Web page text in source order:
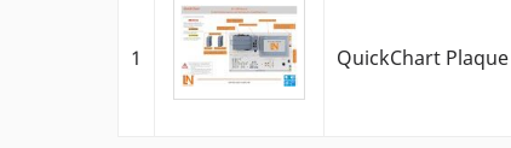
1 QuickChart